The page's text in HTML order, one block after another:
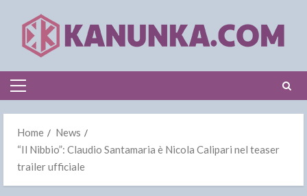
content
Primary
Home
News
“Il Nibbio”: Claudio Santamaria è Nicola Calipari nel teaser
trailer ufficiale